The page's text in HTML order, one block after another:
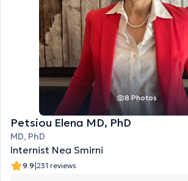
8 Photos
Petsiou Elena MD, PhD
MD, PhD
Internist Nea Smirni
9.9|231 reviews